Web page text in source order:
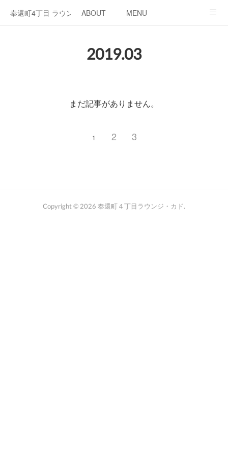
奉還町4丁目 ラウンジ・カド
ABOUT MENU
2019.03
まだ記事がありません。
1 2 3
Copyright © 2026 奉還町４丁目ラウンジ・カド.